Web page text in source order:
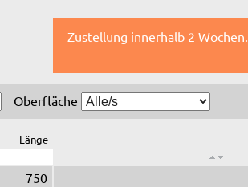
Zustellung innerhalb 2 Wochen.
Oberfläche
Länge
750